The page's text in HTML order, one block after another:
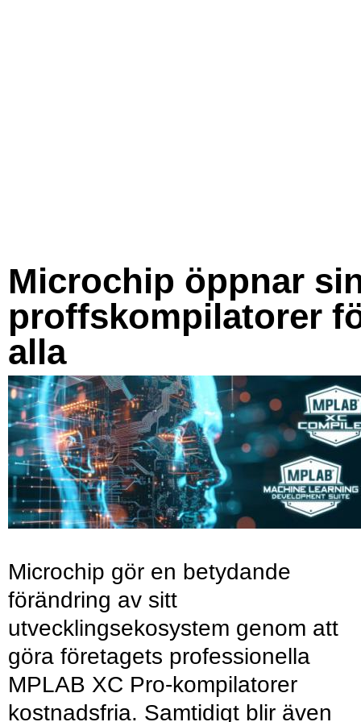
Microchip öppnar
proffskompilatorer
alla
Microchip gör en betydande
förändring av sitt
utvecklingsekosystem genom att
göra företagets professionella
MPLAB XC Pro-kompilatorer
kostnadsfria. Samtidigt blir även